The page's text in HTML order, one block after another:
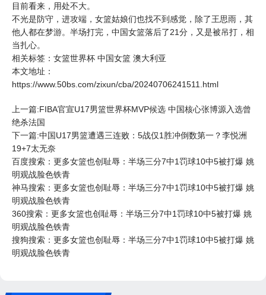
目前看来，用处不大。
不光是防守，进攻端，女篮姑娘们也找不到感觉，除了王思雨，其
他人都在梦游。半场打完，中国女篮落后了21分，又是被吊打，相
当扎心。
相关标签： 女篮世界杯 中国女篮 澳大利亚
本文地址：
https://www.50bs.com/zixun/cba/20240706241511.html
上一篇:FIBA官宣U17男篮世界杯MVP候选 中国核心张博源入选曾
绝杀法国
下一篇:中国U17男篮遭遇三连败：5战仅1胜冲倒数第一？李悦洲
19+7太无奈
百度搜索：更多女篮也创耻辱：半场三分7中1罚球10中5被打爆 姚
明观战脸色铁青
神马搜索：更多女篮也创耻辱：半场三分7中1罚球10中5被打爆 姚
明观战脸色铁青
360搜索：更多女篮也创耻辱：半场三分7中1罚球10中5被打爆 姚
明观战脸色铁青
搜狗搜索：更多女篮也创耻辱：半场三分7中1罚球10中5被打爆 姚
明观战脸色铁青